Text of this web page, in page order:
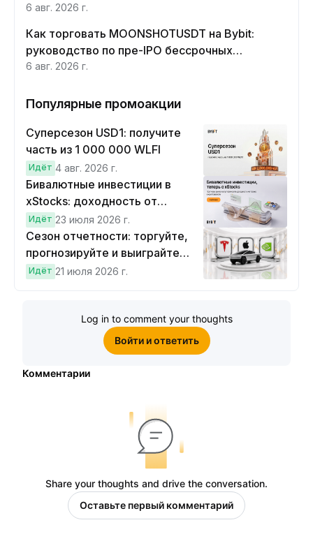
6 авг. 2026 г.
Как торговать MOONSHOTUSDT на Bybit:
руководство по пре-IPO бессрочных
контрактов Moonshot AI
6 авг. 2026 г.
Популярные промоакции
Суперсезон USD1: получите
часть из 1 000 000 WLFI
Идёт 4 авг. 2026 г.
Бивалютные инвестиции в
xStocks: доходность от
прогнозов
Идёт 23 июля 2026 г.
Сезон отчетности: торгуйте,
прогнозируйте и выиграйте
Cybertruck!
Идёт 21 июля 2026 г.
Log in to comment your thoughts
Войти и ответить
Комментарии
Share your thoughts and drive the conversation.
Оставьте первый комментарий